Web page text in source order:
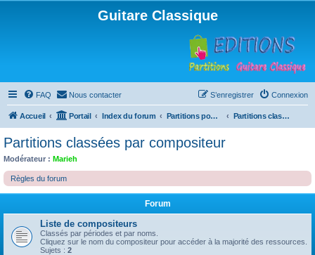
Guitare Classique
FAQ Nous contacter Connexion
S’enregistrer
Accueil Portail Index du forum Partitions pour guitare en libre téléchargement Partitions classées par compositeur
Partitions classées par compositeur
Modérateur : Marieh
Règles du forum
Forum
Liste de compositeurs
Classés par périodes et par noms.
Cliquez sur le nom du compositeur pour accéder à la majorité des ressources.
Sujets : 2